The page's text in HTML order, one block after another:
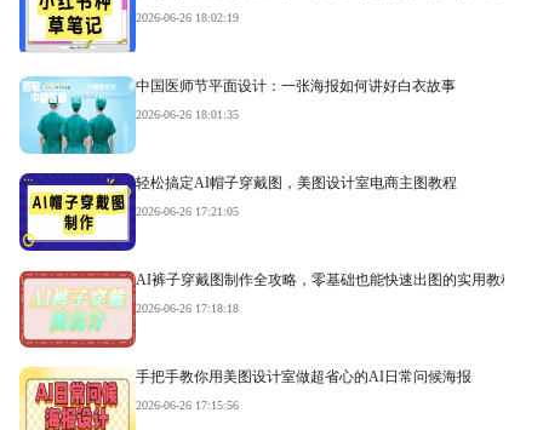
2026-06-26 18:02:19
中国医师节平面设计：一张海报如何讲好白衣故事
2026-06-26 18:01:35
轻松搞定AI帽子穿戴图，美图设计室电商主图教程
2026-06-26 17:21:05
AI裤子穿戴图制作全攻略，零基础也能快速出图的实用教程
2026-06-26 17:18:18
手把手教你用美图设计室做超省心的AI日常问候海报
2026-06-26 17:15:56